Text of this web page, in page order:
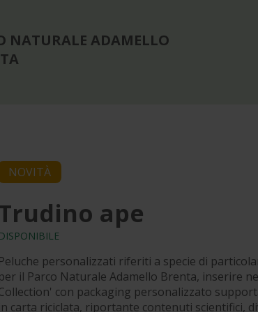
NATURALE ADAMELLO
NOVITÀ
ape
DISPONIBILE
Peluche personalizzati riferiti a specie di
per il Parco Naturale Adamello Brenta, inserire
con packaging personalizzato
in carta riciclata, riportante contenuti scientifici,